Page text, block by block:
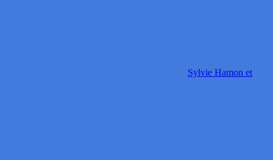
Sylvie Hamon et